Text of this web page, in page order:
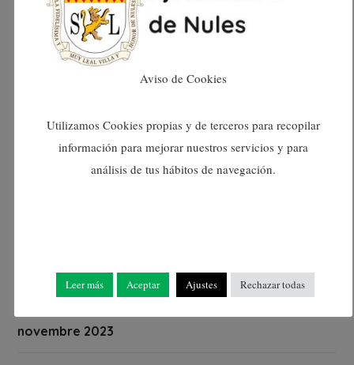
juny 2024
maig 2024
març 2024
desembre 2023
novembre 2023
Aviso de Cookies
Utilizamos Cookies propias y de terceros para recopilar
información para mejorar nuestros servicios y para
análisis de tus hábitos de navegación.
Leer más Aceptar Ajustes Rechazar todas